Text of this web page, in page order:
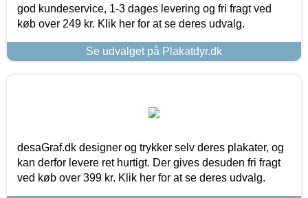
god kundeservice, 1-3 dages levering og fri fragt ved
køb over 249 kr. Klik her for at se deres udvalg.
Se udvalget på Plakatdyr.dk
desaGraf.dk designer og trykker selv deres plakater, og
kan derfor levere ret hurtigt. Der gives desuden fri fragt
ved køb over 399 kr. Klik her for at se deres udvalg.